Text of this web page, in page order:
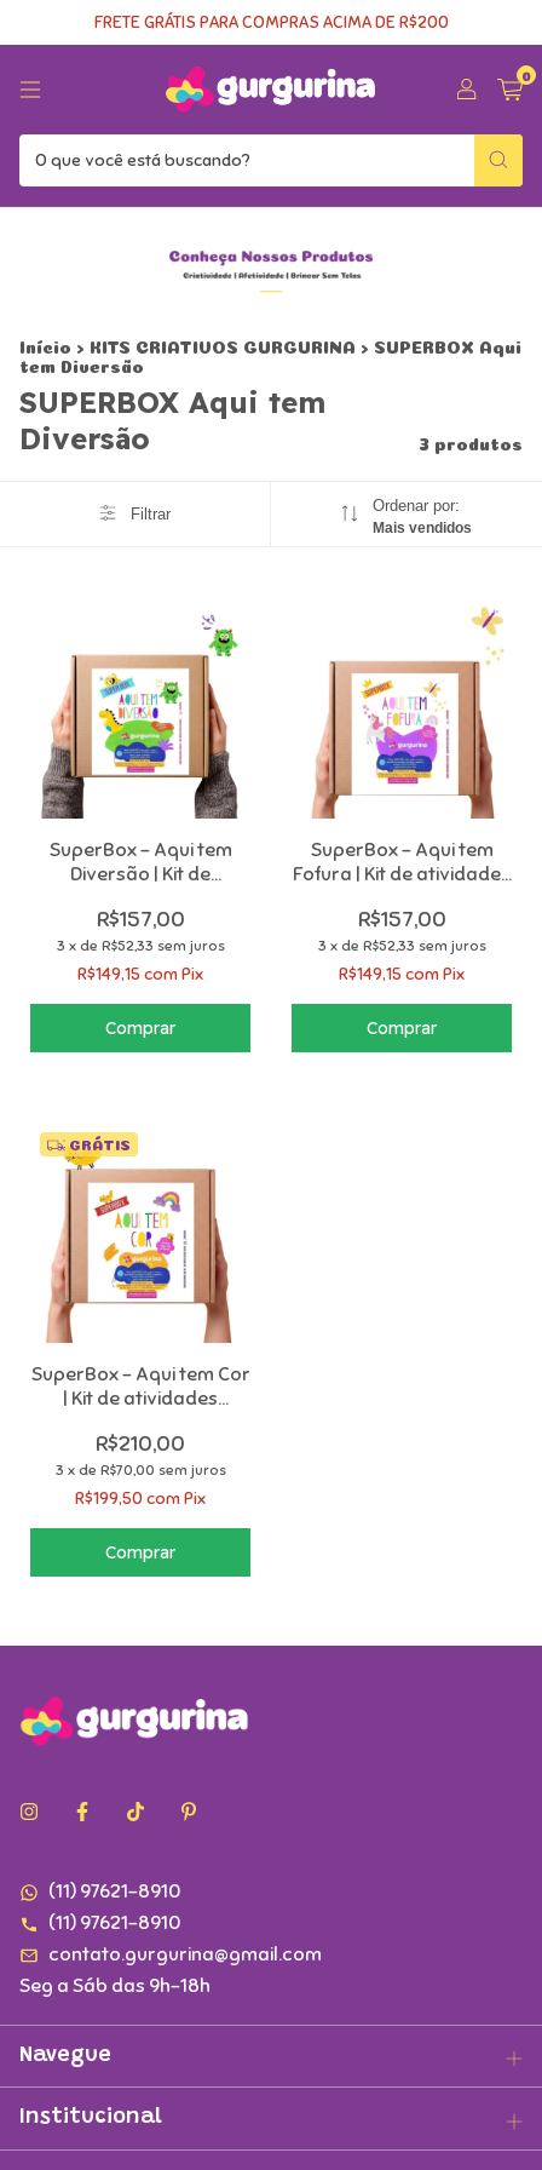
FRETE GRÁTIS PARA COMPRAS ACIMA DE R$200
0
Início > KITS CRIATIVOS GURGURINA >
SUPERBOX Aqui
tem Diversão
SUPERBOX Aqui tem
Diversão
3 produtos
Filtrar Ordenar por:
Mais vendidos
SuperBox - Aqui tem
Diversão | Kit de
para crianças +5anos
R$157,00
3 x de R$52,33 sem juros
R$149,15 comPix
SuperBox – Aqui tem
Fofura | Kit de atividades
+ 5 anos
R$157,00
3 x de R$52,33 sem juros
R$149,15 comPix
GRÁTIS
SuperBox – Aqui tem Cor
| Kit de atividades
R$210,00
3 x de R$70,00 sem juros
R$199,50comPix
(11) 97621-8910
(11) 97621-8910
contato.gurgurina@gmail.com
Seg a Sáb das 9h-18h
Navegue
Institucional